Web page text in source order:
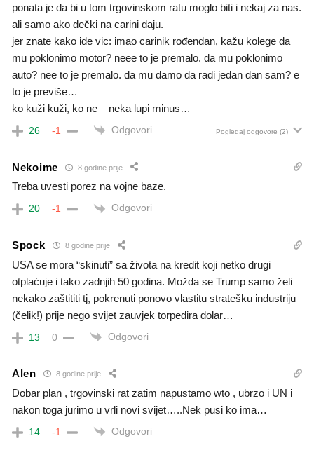
ponata je da bi u tom trgovinskom ratu moglo biti i nekaj za nas.
ali samo ako dečki na carini daju.
jer znate kako ide vic: imao carinik rođendan, kažu kolege da
mu poklonimo motor? neee to je premalo. da mu poklonimo
auto? nee to je premalo. da mu damo da radi jedan dan sam? e
to je previše…
ko kuži kuži, ko ne – neka lupi minus…
26 -1 Odgovori Pogledaj odgovore (2)
Nekoime 8 godine prije
Treba uvesti porez na vojne baze.
20 -1 Odgovori
Spock 8 godine prije
USA se mora “skinuti” sa života na kredit koji netko drugi
otplaćuje i tako zadnjih 50 godina. Možda se Trump samo želi
nekako zaštititi tj, pokrenuti ponovo vlastitu stratešku industriju
(čelik!) prije nego svijet zauvjek torpedira dolar…
13 0 Odgovori
Alen 8 godine prije
Dobar plan , trgovinski rat zatim napustamo wto , ubrzo i UN i
nakon toga jurimo u vrli novi svijet…..Nek pusi ko ima…
14 -1 Odgovori